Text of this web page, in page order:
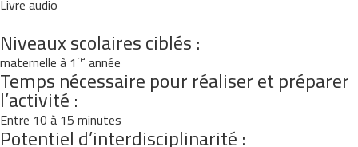
Niveaux scolaires ciblés :
maternelle à 1re année
Temps nécessaire pour réaliser et préparer
l’activité :
Entre 10 à 15 minutes
Potentiel d’interdisciplinarité :